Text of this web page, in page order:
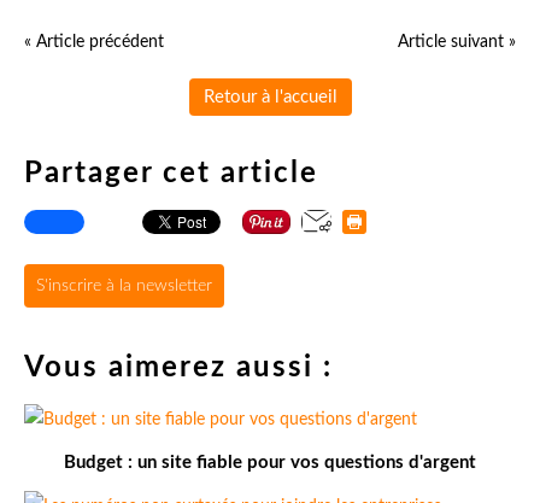
« Article précédent Article suivant »
Retour à l'accueil
Partager cet article
S'inscrire à la newsletter
Vous aimerez aussi :
Budget : un site fiable pour vos questions d'argent